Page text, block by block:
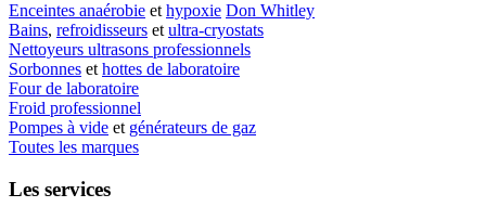
Enceintes anaérobie ethypoxie Don Whitley
Bains, refroidisseurs etultra-cryostats
Nettoyeurs ultrasons professionnels
Sorbonnes ethottes de laboratoire
Four de laboratoire
Froid professionnel
Pompes à vide et générateurs de gaz
Toutes les marques
Les services